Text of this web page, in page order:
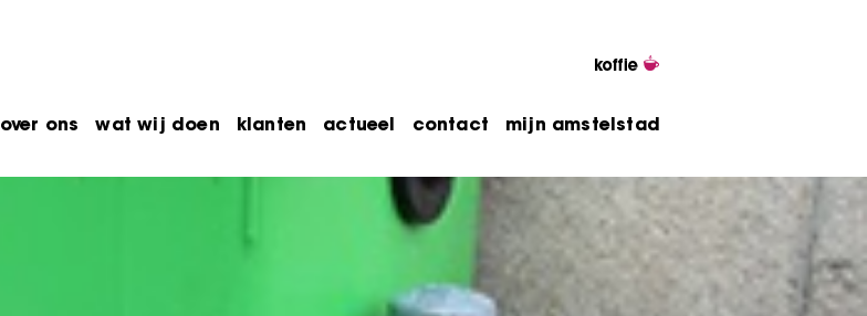
over ons wat wij doen klanten actueel contact mijn amstelstad